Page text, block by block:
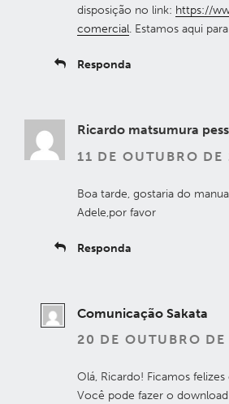
disposição no link: https://
comercial. Estamos aqui
Responda
Ricardo matsumura
11 DE OUTUBRO
Boa tarde, gostaria do
Adele,por favor
Responda
Comunicação Sakata
20 DE OUTUBRO
Olá, Ricardo! Ficamos
Você pode fazer o